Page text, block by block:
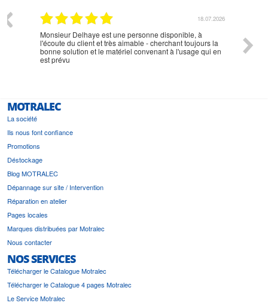
18.07.2026
Monsieur Delhaye est une personne disponible, à
l'écoute du client et très aimable - cherchant toujours la
bonne solution et le matériel convenant à l'usage qui en
est prévu
MOTRALEC
La société
Ils nous font confiance
Promotions
Déstockage
Blog MOTRALEC
Dépannage sur site / Intervention
Réparation en atelier
Pages locales
Marques distribuées par Motralec
Nous contacter
NOS SERVICES
Télécharger le Catalogue Motralec
Télécharger le Catalogue 4 pages Motralec
Le Service Motralec